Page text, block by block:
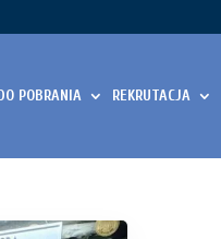
POBRANIA REKRUTACJA